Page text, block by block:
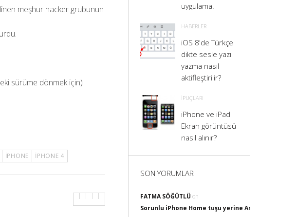
meşhur hacker grubunun
sürüme dönmek için)
IPHONE IPHONE 4
uygulama!
HABERLER
iOS 8'de Türkçe
dikte sesle yazı
yazma nasıl
aktifleştirilir?
İPUÇLARI
iPhone ve iPad
Ekran görüntüsü
nasıl alınır?
SON YORUMLAR
FATMA SÖĞÜTLÜ on
Sorunlu iPhone Home tuşu yerine Assistive Touch